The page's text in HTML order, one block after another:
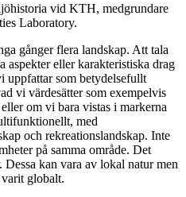
vid KTH, medgrundare
Laboratory.
gånger flera landskap. Att tala
aspekter eller karakteristiska drag
uppfattar som betydelsefullt
vi värdesätter som exempelvis
om vi bara vistas i markerna
med
och rekreationslandskap. Inte
på samma område. Det
kan vara av lokal natur men
globalt.